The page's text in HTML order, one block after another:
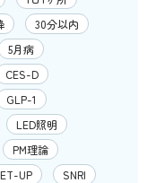
30分以内
5月病
CES-D
GLP-1
LED照明
PM理論
UP
SNRI